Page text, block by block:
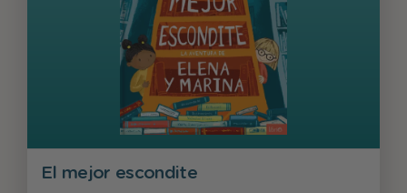
El mejor escondite